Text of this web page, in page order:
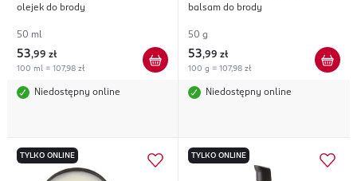
olejek do brody
50 ml
53,99 zł
100 ml = 107,98 zł
Niedostępny online
balsam do brody
50 g
53,99 zł
100 g = 107,98 zł
Niedostępny online
TYLKO ONLINE TYLKO ONLINE